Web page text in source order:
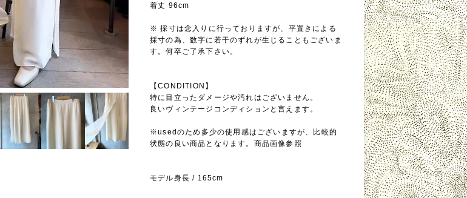
着丈 96cm
※ 採寸は念入りに行っておりますが、平置きによる
採寸の為、数字に若干のずれが生じることもございま
す。何卒ご了承下さい。
【CONDITION】
特に目立ったダメージや汚れはございません。
良いヴィンテージコンディションと言えます。
※usedのため多少の使用感はございますが、比較的
状態の良い商品となります。商品画像参照
モデル身長 / 165cm